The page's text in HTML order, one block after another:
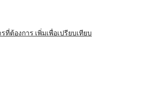
ที่ต้องการ เพิ่มเพื่อเปรียบเทียบ